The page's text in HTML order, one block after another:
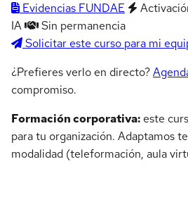
Evidencias FUNDAE
IA
Sin permanencia
Solicitar este curso para mi
¿Prefieres verlo en directo?
compromiso.
Formación corporativa: este
para tu organización. Adaptamos
modalidad (teleformación, aula